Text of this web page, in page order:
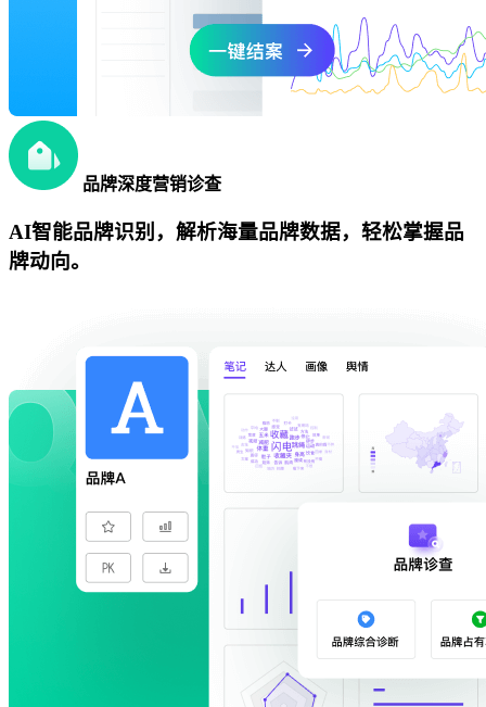
品牌深度营销诊查
AI智能品牌识别，解析海量品牌数据，轻松掌握品
牌动向。